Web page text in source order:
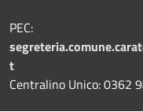
PEC:
t
Centralino Unico: 0362